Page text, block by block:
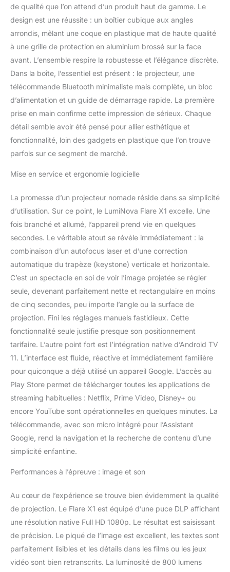
minuterie numérique
de qualité que l’on attend d’un produit haut de gamme. Le
design est une réussite : un boîtier cubique aux angles
arrondis, mêlant une coque en plastique mat de haute qualité
à une grille de protection en aluminium brossé sur la face
avant. L’ensemble respire la robustesse et l’élégance discrète.
Dans la boîte, l’essentiel est présent : le projecteur, une
télécommande Bluetooth minimaliste mais complète, un bloc
d’alimentation et un guide de démarrage rapide. La première
prise en main confirme cette impression de sérieux. Chaque
détail semble avoir été pensé pour allier esthétique et
fonctionnalité, loin des gadgets en plastique que l’on trouve
parfois sur ce segment de marché.
Mise en service et ergonomie logicielle
La promesse d’un projecteur nomade réside dans sa simplicité
d’utilisation. Sur ce point, le LumiNova Flare X1 excelle. Une
fois branché et allumé, l’appareil prend vie en quelques
secondes. Le véritable atout se révèle immédiatement : la
combinaison d’un autofocus laser et d’une correction
automatique du trapèze (keystone) verticale et horizontale.
C’est un spectacle en soi de voir l’image projetée se régler
seule, devenant parfaitement nette et rectangulaire en moins
de cinq secondes, peu importe l’angle ou la surface de
projection. Fini les réglages manuels fastidieux. Cette
fonctionnalité seule justifie presque son positionnement
tarifaire. L’autre point fort est l’intégration native d’Android TV
11. L’interface est fluide, réactive et immédiatement familière
pour quiconque a déjà utilisé un appareil Google. L’accès au
Play Store permet de télécharger toutes les applications de
streaming habituelles : Netflix, Prime Video, Disney+ ou
encore YouTube sont opérationnelles en quelques minutes. La
télécommande, avec son micro intégré pour l’Assistant
Google, rend la navigation et la recherche de contenu d’une
simplicité enfantine.
Performances à l’épreuve : image et son
Au cœur de l’expérience se trouve bien évidemment la qualité
de projection. Le Flare X1 est équipé d’une puce DLP affichant
une résolution native Full HD 1080p. Le résultat est saisissant
de précision. Le piqué de l’image est excellent, les textes sont
parfaitement lisibles et les détails dans les films ou les jeux
vidéo sont bien retranscrits. La luminosité de 800 lumens